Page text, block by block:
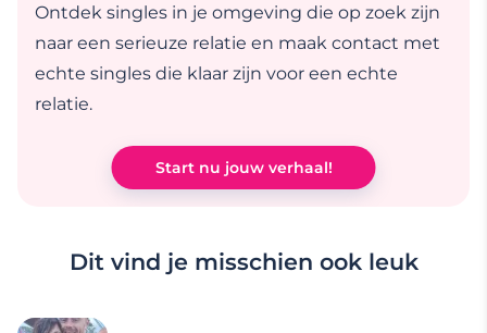
Ontdek singles in je omgeving die op zoek zijn
naar een serieuze relatie en maak contact met
echte singles die klaar zijn voor een echte
relatie.
Start nu jouw verhaal!
Dit vind je misschien ook leuk